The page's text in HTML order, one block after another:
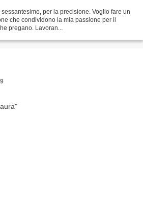
per la precisione. Voglio fare un
che condividono la mia passione per il
pregano. Lavoran...